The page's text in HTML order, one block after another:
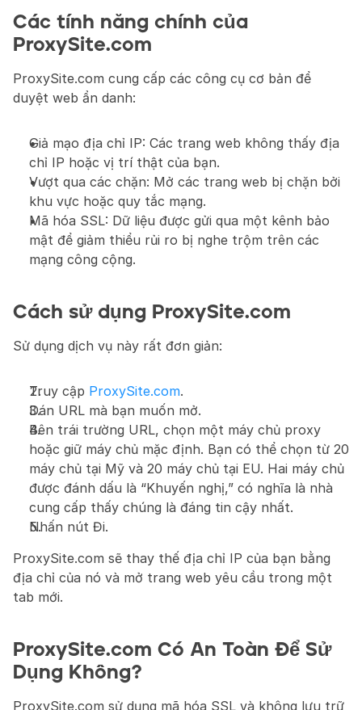
Các tính năng chính của
ProxySite.com
ProxySite.com cung cấp các công cụ cơ bản để
duyệt web ẩn danh:
Giả mạo địa chỉ IP: Các trang web không thấy địa
chỉ IP hoặc vị trí thật của bạn.
Vượt qua các chặn: Mở các trang web bị chặn bởi
khu vực hoặc quy tắc mạng.
Mã hóa SSL: Dữ liệu được gửi qua một kênh bảo
mật để giảm thiểu rủi ro bị nghe trộm trên các
mạng công cộng.
Cách sử dụng ProxySite.com
Sử dụng dịch vụ này rất đơn giản:
Truy cập ProxySite.com.
Dán URL mà bạn muốn mở.
Bên trái trường URL, chọn một máy chủ proxy
hoặc giữ máy chủ mặc định. Bạn có thể chọn từ 20
máy chủ tại Mỹ và 20 máy chủ tại EU. Hai máy chủ
được đánh dấu là “Khuyến nghị,” có nghĩa là nhà
cung cấp thấy chúng là đáng tin cậy nhất.
Nhấn nút Đi.
ProxySite.com sẽ thay thế địa chỉ IP của bạn bằng
địa chỉ của nó và mở trang web yêu cầu trong một
tab mới.
ProxySite.com Có An Toàn Để Sử
Dụng Không?
ProxySite.com sử dụng mã hóa SSL và không lưu trữ